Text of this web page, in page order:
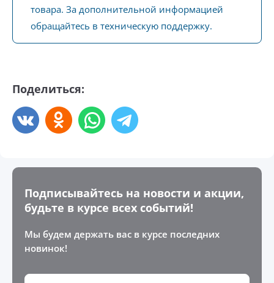
товара. За дополнительной информацией
обращайтесь в техническую поддержку.
Поделиться:
Подписывайтесь на новости и акции,
будьте в курсе всех событий!
Мы будем держать вас в курсе последних
новинок!